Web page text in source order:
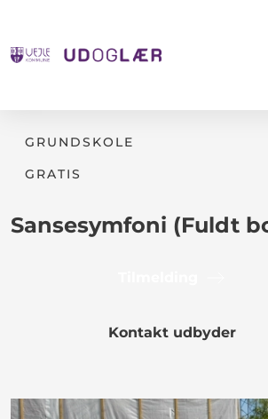
GRUNDSKOLE
GRATIS
Sansesymfoni (Fuldt
Kontakt udbyder